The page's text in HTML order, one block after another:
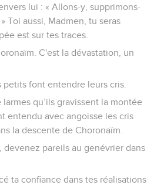
lui : « Allons-y, supprimons-
Toi aussi, Madmen, tu seras
est sur tes traces.
C'est la dévastation, un
petits font entendre leurs cris.
larmes qu’ils gravissent la montée
entendu avec angoisse les cris
la descente de Choronaïm.
devenez pareils au genévrier dans
ta confiance dans tes réalisations